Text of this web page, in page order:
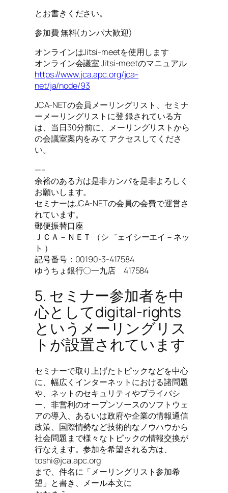
とお書きください。
参加費 無料(カンパ大歓迎)
オンラインはJitsi-meetを使用します
オンライン会議室 Jitsi-meetのマニュアル
https://www.jca.apc.org/jca-
net/ja/node/93
JCA-NETの会員メーリングリスト、セミナ
ーメーリングリストに登 録されている方
は、当日30分前に、メーリングリストから
の会議室案内をみて アクセスしてくださ
い。
—–
余裕のある方は是非カンパを是非よろしく
お願いします。
セミナーはJCA-NETの会員の会費で運営さ
れています。
郵便振替口座
ＪＣＡ－ＮＥＴ （シ゛ェイシーエイ－ネッ
ト ）
記号番号：00190-3-417584
ゆうちょ銀行〇一九店 417584
5. セミナー参加者を中
心としてdigital-rights
というメーリングリス
トが設置されています
セミナーで取り上げたトピックなどを中心
に、幅広くインターネットにおける諸問題
や、ネットのセキュリティやプライバシ
ー、非営利のオープンソースのソフトウェ
アの導入、あるいは政府や企業の情報通信
政策、国際情勢など技術的なノウハウから
社会問題まで様々なトピックの情報交換が
行なえます。参加を希望される方は、
toshi@jca.apc.org
まで、件名に「メーリングリスト参加希
望」と書き、メール本文に